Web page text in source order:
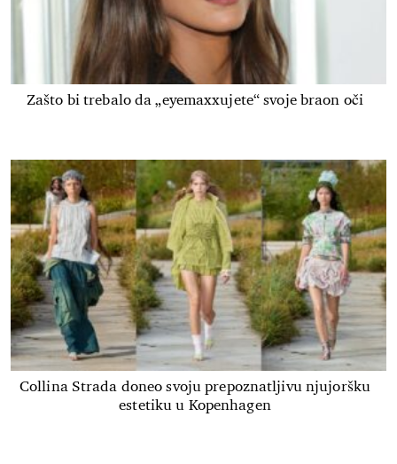
Zašto bi trebalo da „eyemaxxujete“ svoje braon oči
Collina Strada doneo svoju prepoznatljivu njujoršku
estetiku u Kopenhagen